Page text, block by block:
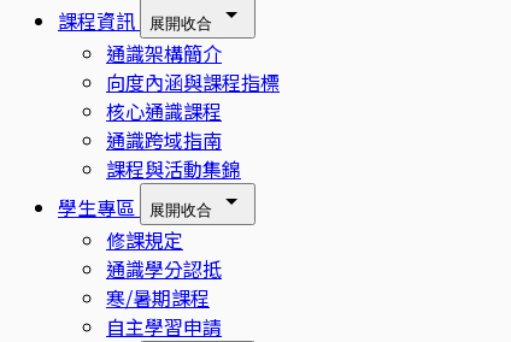
課程資訊
展開收合
通識架構簡介
向度內涵與課程指標
核心通識課程
通識跨域指南
課程與活動集錦
學生專區
展開收合
修課規定
通識學分認抵
寒/暑期課程
自主學習申請